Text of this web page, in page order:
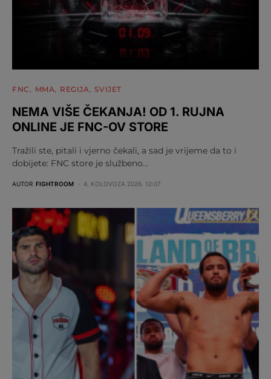
FNC MMA REGIJA SVIJET
NEMA VIŠE ČEKANJA! OD 1. RUJNA
ONLINE JE FNC-OV STORE
Tražili ste, pitali i vjerno čekali, a sad je vrijeme da to i
dobijete: FNC store je službeno…
AUTOR FIGHTROOM 4. KOLOVOZA 2026. 12:07